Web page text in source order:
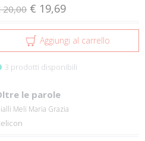
20,00 € 19,69
Aggiungi al carrello
3 prodotti disponibili
le parole
Meli Maria Grazia